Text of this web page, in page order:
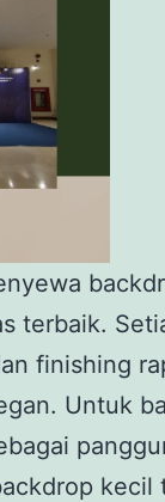
terbaik.
finishing
Untuk
kecil